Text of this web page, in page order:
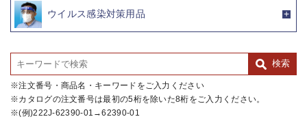
ウイルス感染対策用品
注文番号・商品名・キーワードをご入力ください
カタログの注文番号は最初の5桁を除いた8桁をご入力ください。
(例)222J-62390-01→62390-01